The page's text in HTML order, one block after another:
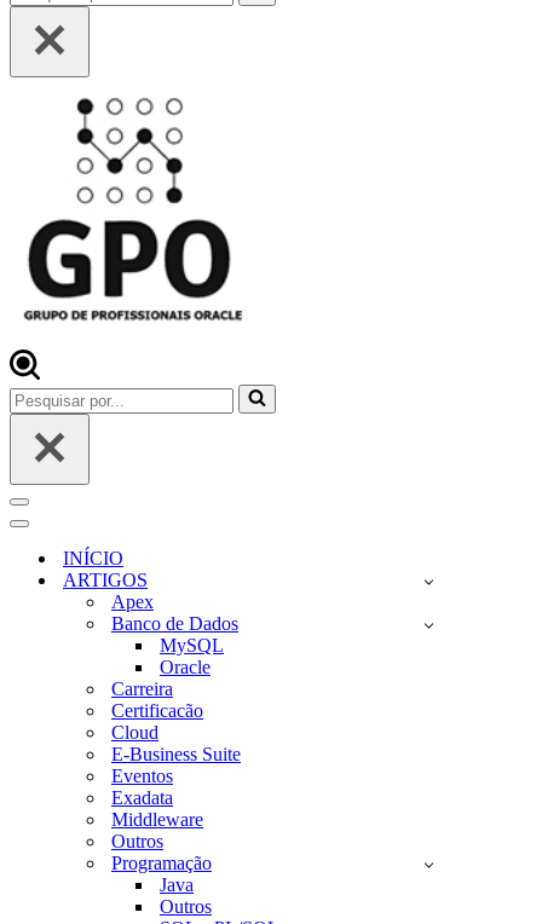
por...
Pesquisar
por...
Menu
de
navegação
Menu
navegaçãoINÍCIO
ARTIGOS
Apex
Banco de Dados
MySQL
Oracle
Carreira
Certificacão
Cloud
E-Business Suite
Eventos
Exadata
Middleware
Outros
Programação
Java
Outros